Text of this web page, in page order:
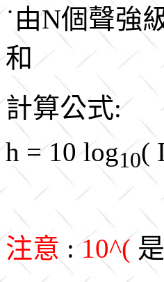
˙由N個聲強
和
計算公式:
h = 10 log10(
注意 : 10^(